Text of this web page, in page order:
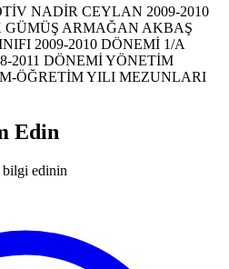
NADİR CEYLAN 2009-2010
GÜMÜŞ ARMAĞAN AKBAŞ
2009-2010 DÖNEMİ 1/A
2011 DÖNEMİ YÖNETİM
ÖĞRETİM YILI MEZUNLARI
Edin
bilgi edinin